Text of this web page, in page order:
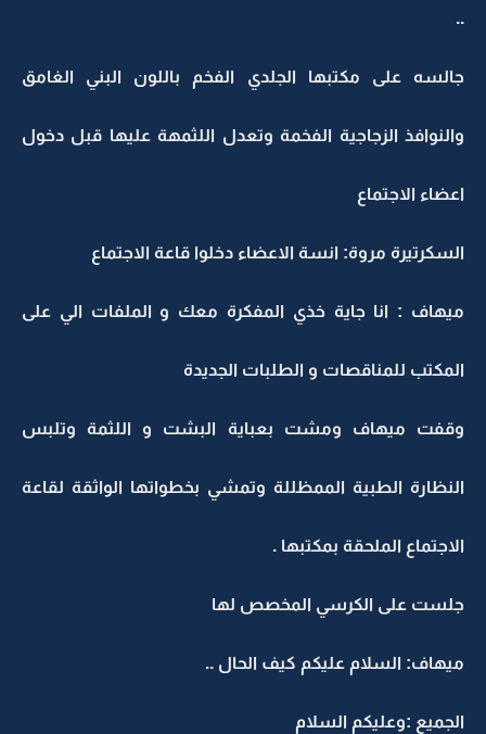
..
جالسه على مكتبها الجلدي الفخم باللون البني الغامق
والنوافذ الزجاجية الفخمة وتعدل اللثمهة عليها قبل دخول
اعضاء الاجتماع
السكرتيرة مروة: انسة الاعضاء دخلوا قاعة الاجتماع
ميهاف : انا جاية خذي المفكرة معك و الملفات الي على
المكتب للمناقصات و الطلبات الجديدة
وقفت ميهاف ومشت بعباية البشت و اللثمة وتلبس
النظارة الطبية الممظللة وتمشي بخطواتها الواثقة لقاعة
الاجتماع الملحقة بمكتبها .
جلست على الكرسي المخصص لها
ميهاف: السلام عليكم كيف الحال ..
الجميع :وعليكم السلام